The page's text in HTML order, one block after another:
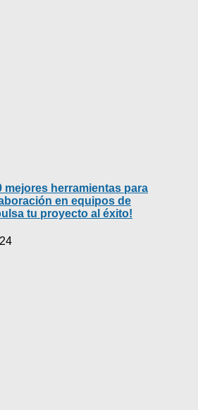
mejores herramientas para
en equipos de
tu proyecto al éxito!